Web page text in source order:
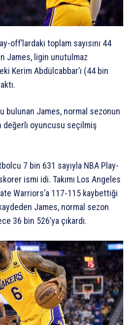
off’lardaki toplam sayısını 44
James, ligin unutulmaz
Kerim Abdülcabbar’ı (44 bin
bulunan James, normal sezonun
değerli oyuncusu seçilmiş
7 bin 631 sayıyla NBA Play-
ismi idi. Takımı Los Angeles
Warriors’a 117-115 kaybettiği
James, normal sezon
36 bin 526’ya çıkardı.